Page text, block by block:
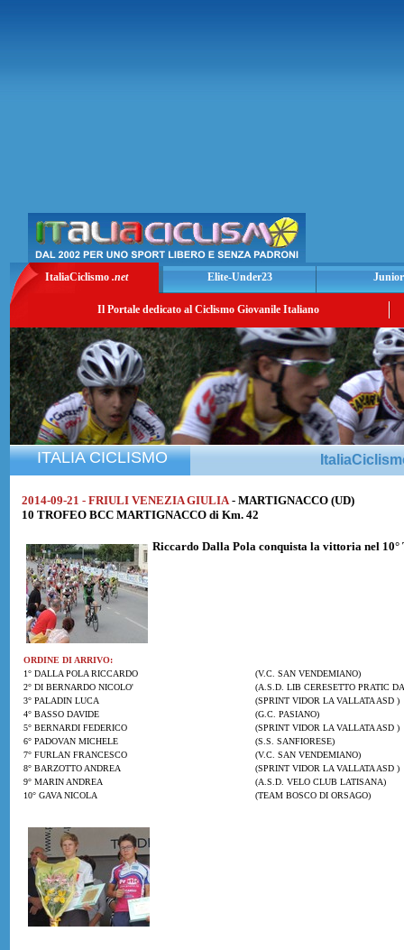
ItaliaCiclismo .net Elite-Under23
Il Portale dedicato al Ciclismo Giovanile Italiano
ITALIA CICLISMO
2014-09-21 - FRIULI VENEZIA GIULIA - MARTIGNACCO (UD)
10 TROFEO BCC MARTIGNACCO di Km. 42
Riccardo Dalla Pola conquista la vittoria nel
ORDINE DI ARRIVO:
1° DALLA POLA RICCARDO
(V.C. SAN VENDEMIANO)
2° DI BERNARDO NICOLO'
(A.S.D. LIB CERESETTO PRATIC
3° PALADIN LUCA
(SPRINT VIDOR LA VALLATA ASD )
4° BASSO DAVIDE
(G.C. PASIANO)
5° BERNARDI FEDERICO
(SPRINT VIDOR LA VALLATA ASD )
6° PADOVAN MICHELE
(S.S. SANFIORESE)
7° FURLAN FRANCESCO
(V.C. SAN VENDEMIANO)
8° BARZOTTO ANDREA
(SPRINT VIDOR LA VALLATA ASD )
9° MARIN ANDREA
(A.S.D. VELO CLUB LATISANA)
10° GAVA NICOLA
(TEAM BOSCO DI ORSAGO)